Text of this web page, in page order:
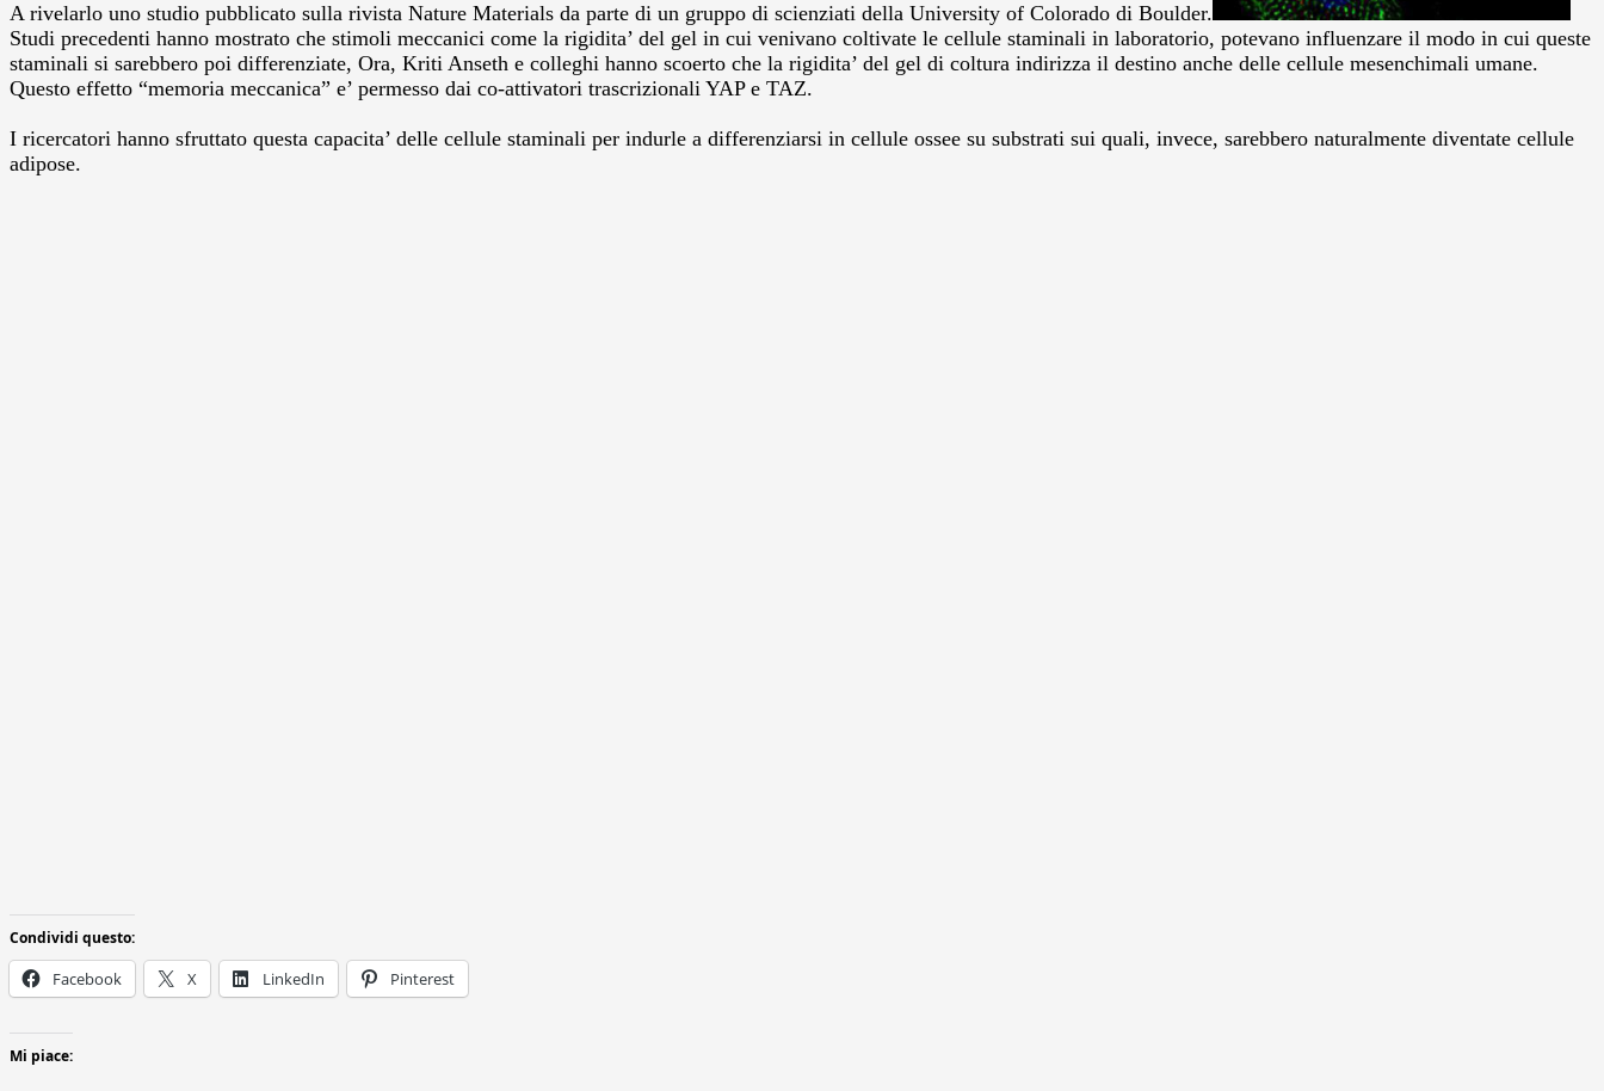
A rivelarlo uno studio pubblicato sulla rivista Nature Materials da parte di un gruppo di scienziati della University of Colorado di Boulder.
Studi precedenti hanno mostrato che stimoli meccanici come la rigidita’ del gel in cui venivano coltivate le cellule staminali in laboratorio, potevano influenzare il modo in cui queste
staminali si sarebbero poi differenziate, Ora, Kriti Anseth e colleghi hanno scoerto che la rigidita’ del gel di coltura indirizza il destino anche delle cellule mesenchimali umane.
Questo effetto “memoria meccanica” e’ permesso dai co-attivatori trascrizionali YAP e TAZ.
I ricercatori hanno sfruttato questa capacita’ delle cellule staminali per indurle a differenziarsi in cellule ossee su substrati sui quali, invece, sarebbero naturalmente diventate cellule
adipose.
Condividi questo:
Facebook X LinkedIn Pinterest
Mi piace: